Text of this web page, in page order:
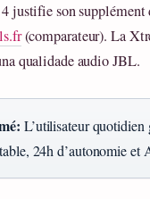
justifie son supplément
(comparateur). La
qualidade audio JBL.
L’utilisateur quotidien
24h d’autonomie